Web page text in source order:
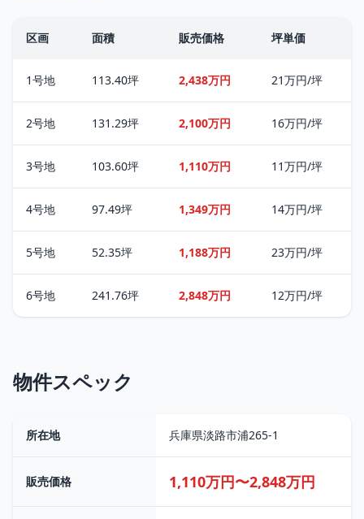
区画 面積 販売価格 坪単価
1号地 113.40坪 2,438万円 21万円/坪
2号地 131.29坪 2,100万円 16万円/坪
3号地 103.60坪 1,110万円 11万円/坪
4号地 97.49坪 1,349万円 14万円/坪
5号地 52.35坪 1,188万円 23万円/坪
6号地 241.76坪 2,848万円 12万円/坪
物件スペック
所在地 兵庫県淡路市浦265-1
販売価格 1,110万円〜2,848万円